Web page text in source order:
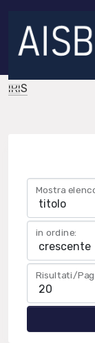
IRIS
Mostra
in ordine:
Risultati/